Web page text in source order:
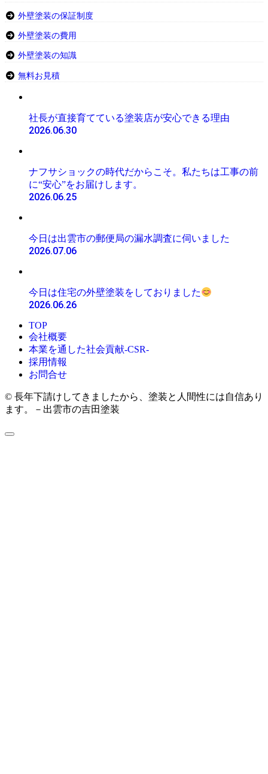
外壁塗装の保証制度
外壁塗装の費用
外壁塗装の知識
無料お見積
社長が直接育てている塗装店が安心できる理由
2026.06.30
ナフサショックの時代だからこそ。私たちは工事の前
に“安心”をお届けします。
2026.06.25
今日は出雲市の郵便局の漏水調査に伺いました
2026.07.06
今日は住宅の外壁塗装をしておりました
2026.06.26
TOP
会社概要
本業を通した社会貢献-CSR-
採用情報
お問合せ
© 長年下請けしてきましたから、塗装と人間性には自信あり
ます。－出雲市の吉田塗装